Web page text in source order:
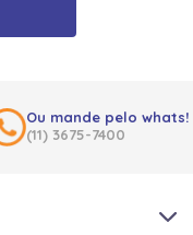
Ou mande pelo whats!
(11) 3675-7400